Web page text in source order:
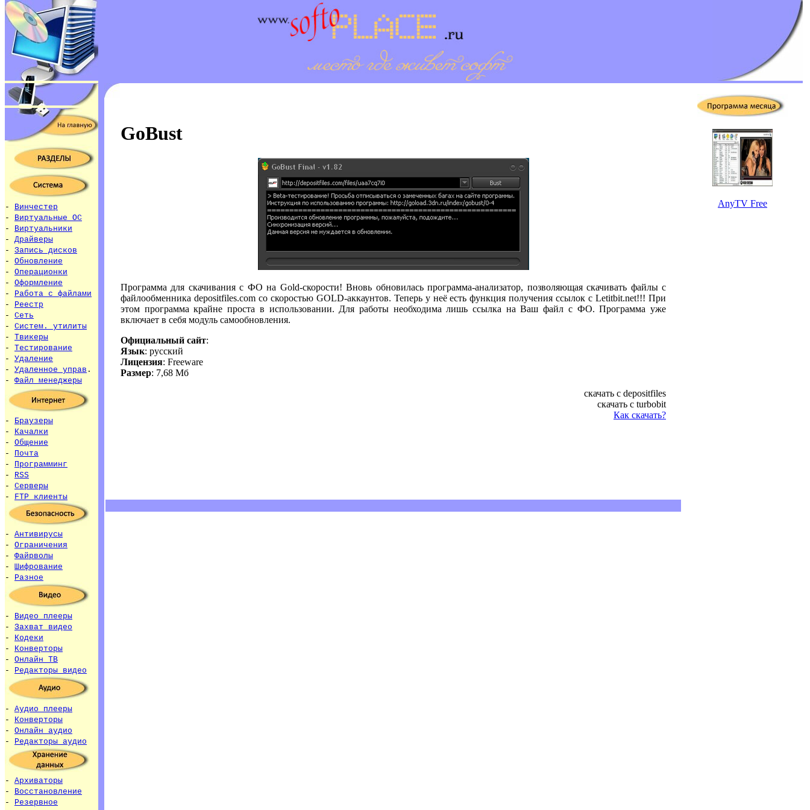
AnyTV Free
- Винчестер
- Виртуальные ОС
- Виртуальники
- Драйверы
- Запись дисков
- Обновление
- Операционки
- Оформление
- Работа с файлами
- Реестр
- Сеть
- Систем. утилиты
- Твикеры
- Тестирование
- Удаление
- Удаленное управ .
- Файл менеджеры
- Браузеры
- Качалки
- Общение
- Почта
- Программинг
- RSS
- Серверы
- FTP клиенты
- Антивирусы
- Ограничения
- Файрволы
- Шифрование
- Разное
- Видео плееры
- Захват видео
- Кодеки
- Конверторы
- Онлайн ТВ
- Редакторы видео
- Аудио плееры
- Конверторы
- Онлайн аудио
- Редакторы аудио
- Архиваторы
- Восстановление
- Резервное
GoBust
Программа для скачивания с ФО на Gold-скорости! Вновь обновилась программа-анализатор, позволяющая скачивать файлы с
файлообменника depositfiles.com со скоростью GOLD-аккаунтов. Теперь у неё есть функция получения ссылок с Letitbit.net!!! При
этом программа крайне проста в использовании. Для работы необходима лишь ссылка на Ваш файл с ФО. Программа уже
включает в себя модуль самообновления.
Официальный сайт:
Язык: русский
Лицензия: Freeware
Размер: 7,68 Мб
cкачать с depositfiles
скачать с turbobit
Как скачать?